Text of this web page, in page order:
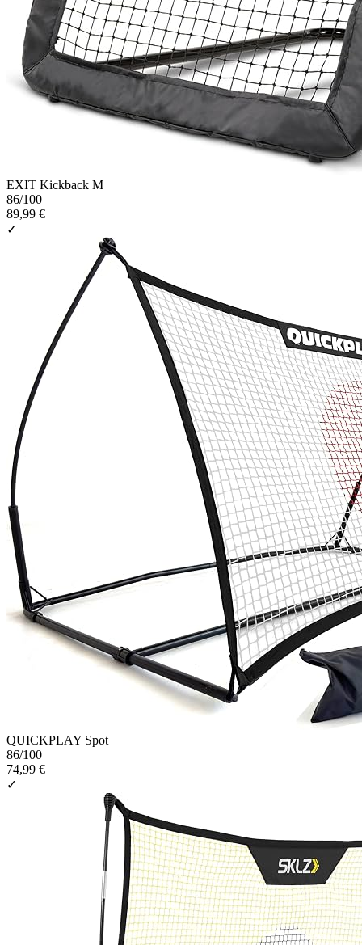
EXIT Kickback M
86/100
89,99 €
✓
QUICKPLAY Spot
86/100
74,99 €
✓